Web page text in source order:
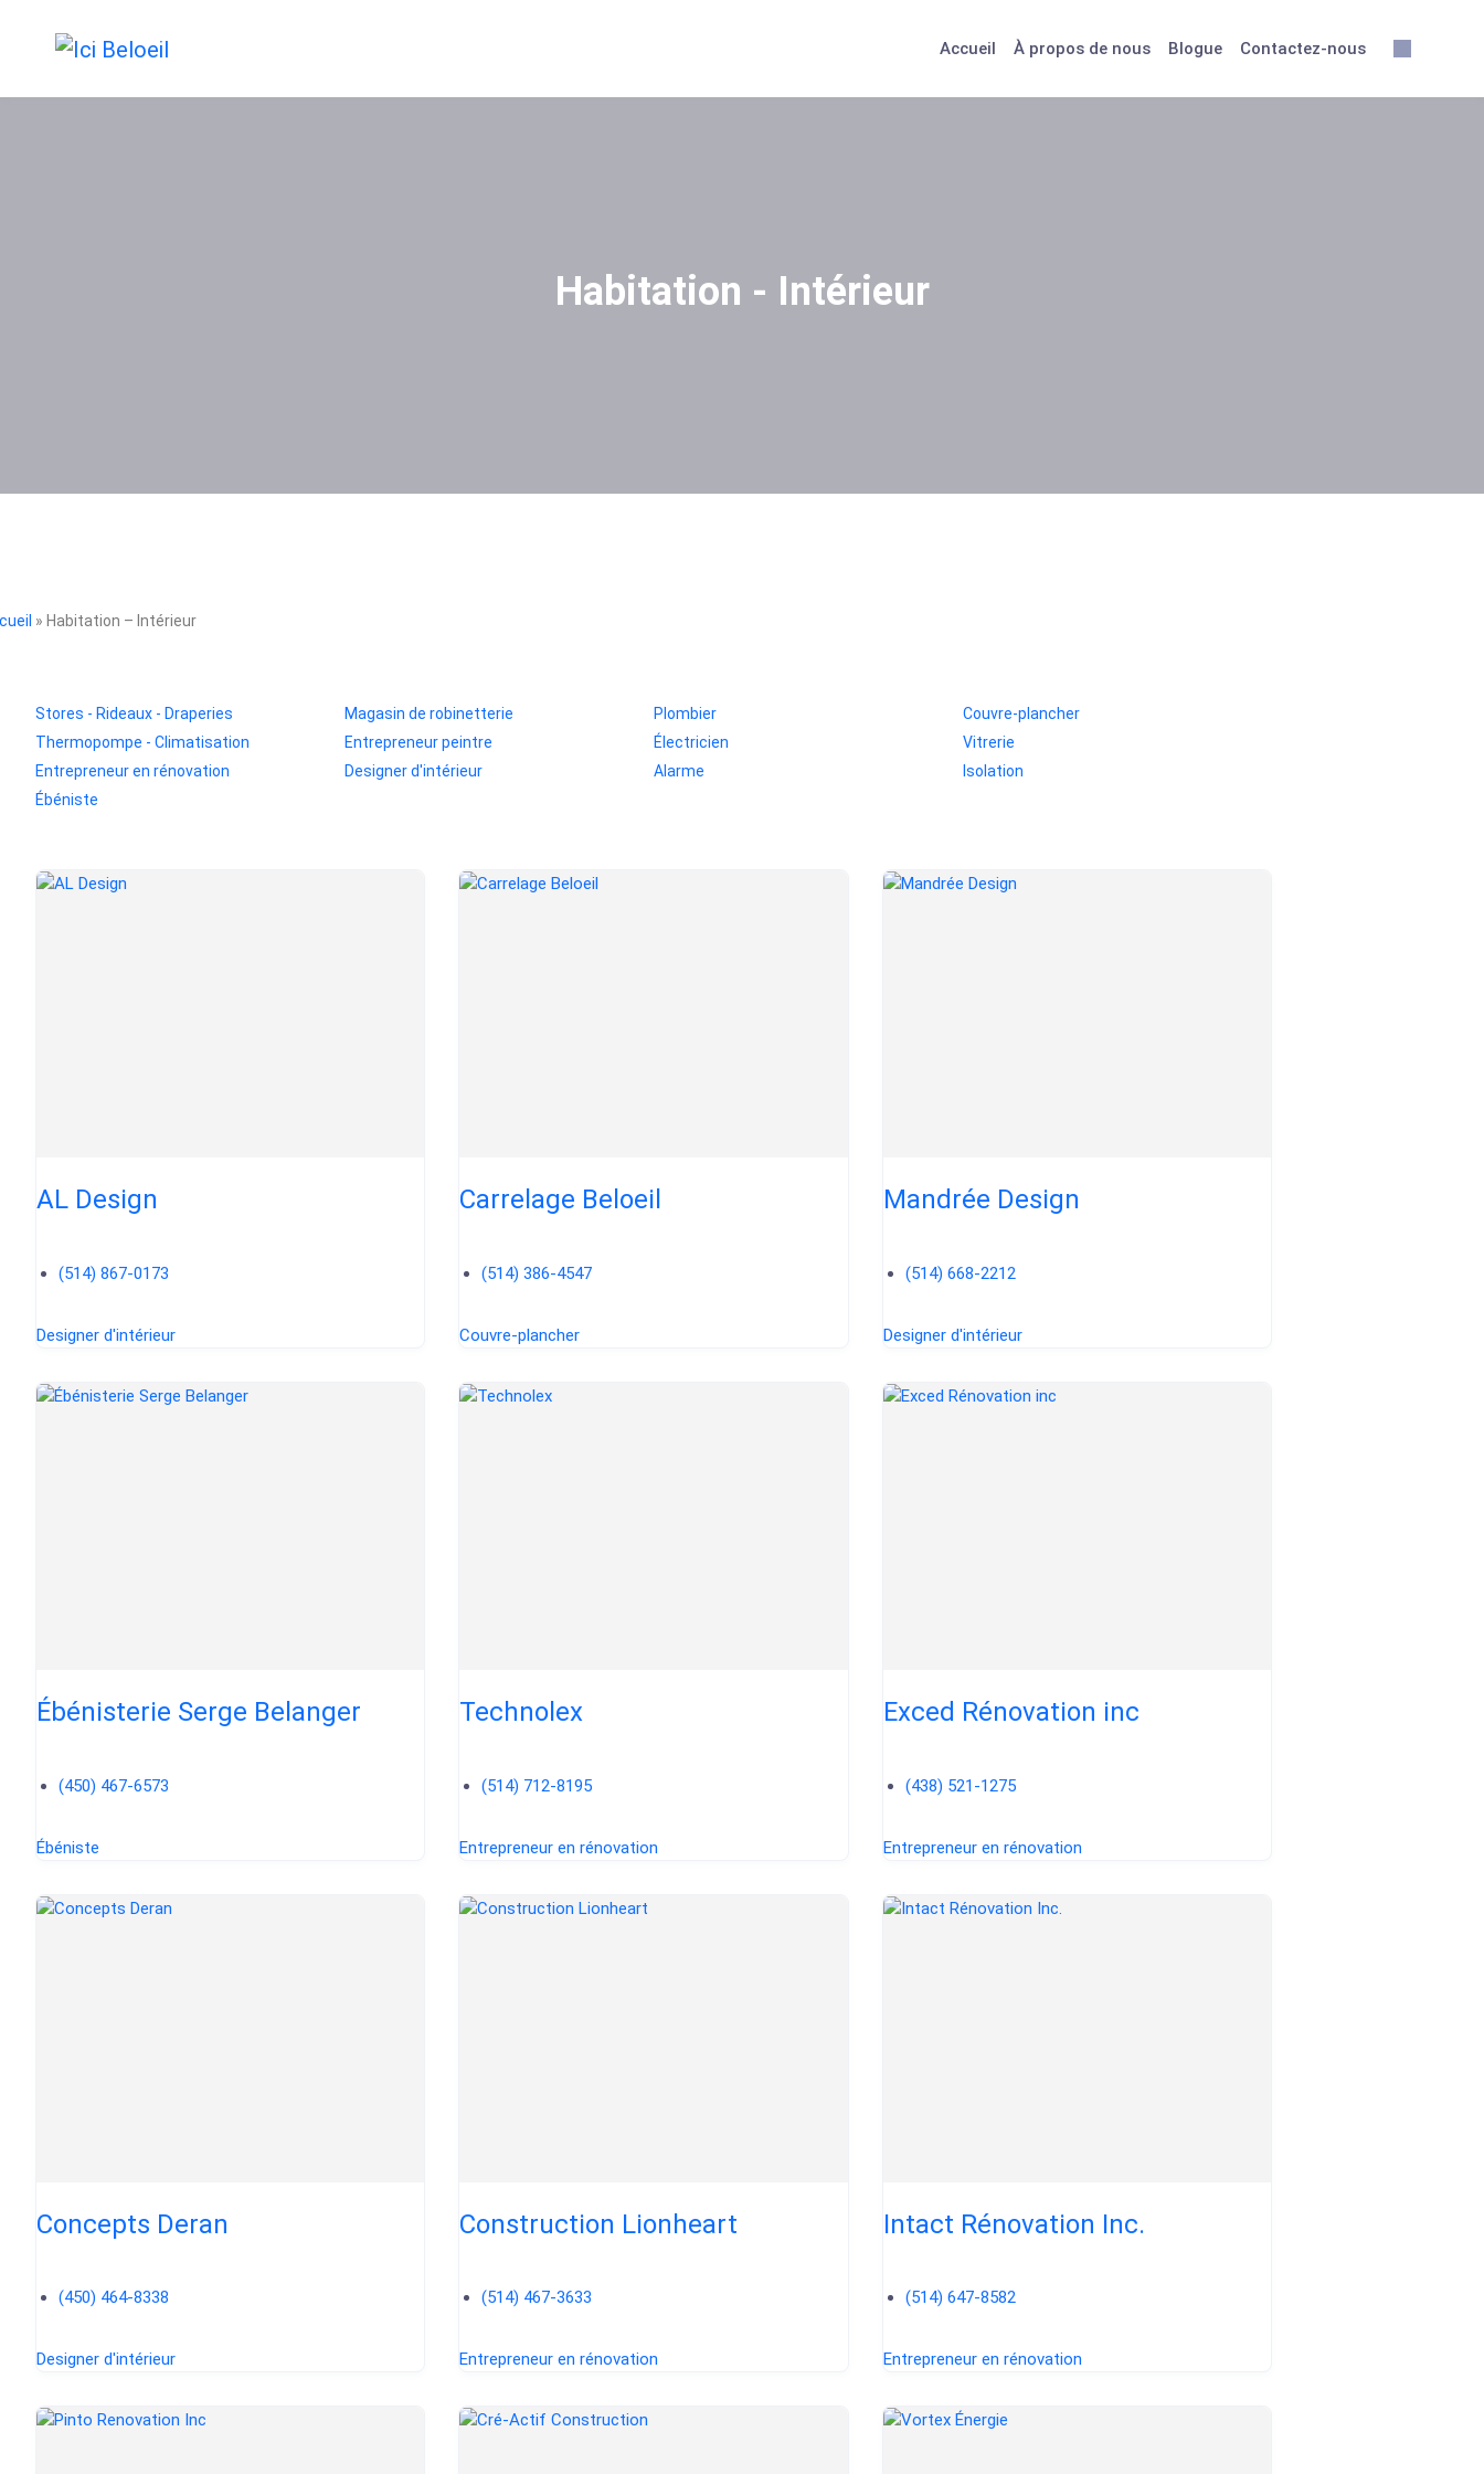
Accueil À propos de nous Blogue Contactez-nous
Habitation - Intérieur
» Habitation – Intérieur
Stores - Rideaux - Draperies Magasin de robinetterie Plombier
Couvre-plancher
Thermopompe - Climatisation
Entrepreneur peintre Électricien
Vitrerie
Entrepreneur en rénovation
Designer d'intérieur Alarme
Isolation
Ébéniste
AL Design
(514) 867-0173
Designer d'intérieur
Carrelage Beloeil
(514) 386-4547
Couvre-plancher
Mandrée Design
(514) 668-2212
Designer d'intérieur
Ébénisterie Serge Belanger
(450) 467-6573
Ébéniste
Technolex
(514) 712-8195
Entrepreneur en rénovation
Exced Rénovation inc
(438) 521-1275
Entrepreneur en rénovation
Concepts Deran
(450) 464-8338
Designer d'intérieur
Construction Lionheart
(514) 467-3633
Entrepreneur en rénovation
Intact Rénovation Inc.
(514) 647-8582
Entrepreneur en rénovation